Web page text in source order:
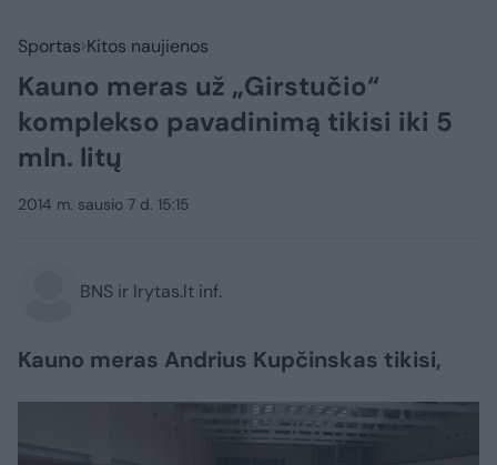
Sportas Kitos naujienos
Kauno meras už „Girstučio“
komplekso pavadinimą tikisi iki 5
mln. litų
2014 m. sausio 7 d. 15:15
BNS ir lrytas.lt inf.
Kauno meras Andrius Kupčinskas tikisi,